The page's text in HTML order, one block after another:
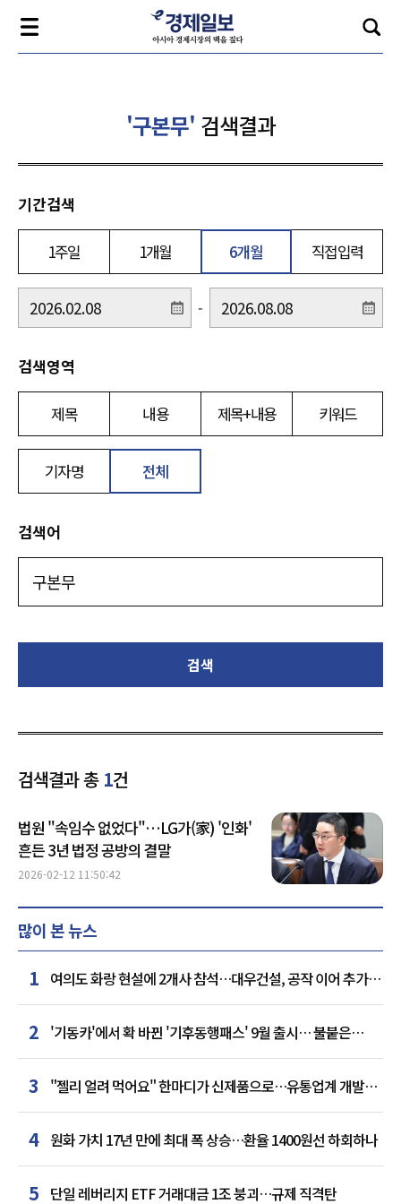
'구본무' 검색결과
기간검색
1주일 1개월 6개월 직접입력
-
검색영역
제목 내용 제목+내용 키워드
기자명 전체
검색어
검색
검색결과 총 1건
법원 "속임수 없었다"…LG가(家) '인화'
흔든 3년 법정 공방의 결말
2026-02-12 11:50:42
많이 본 뉴스
1 여의도 화랑 현설에 2개사 참석…대우건설, 공작 이어 추가
거점 확보하나
2 '기동카'에서 확 바뀐 '기후동행패스' 9월 출시… 불붙은
카드사 경쟁
3
"젤리 얼려 먹어요" 한마디가 신제품으로…유통업계 개발실
된 SNS
4 원화 가치 17년 만에 최대 폭 상승…환율 1400원선 하회하나
5 단일 레버리지 ETF 거래대금 1조 붕괴…규제 직격탄